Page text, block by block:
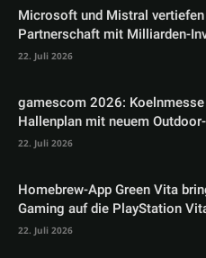
Microsoft und Mistral
Partnerschaft mit Milliarden-
22. Juli 2026
gamescom 2026:
Hallenplan mit neuem
22. Juli 2026
Homebrew-App Green Vita
Gaming auf die PlayStation
22. Juli 2026